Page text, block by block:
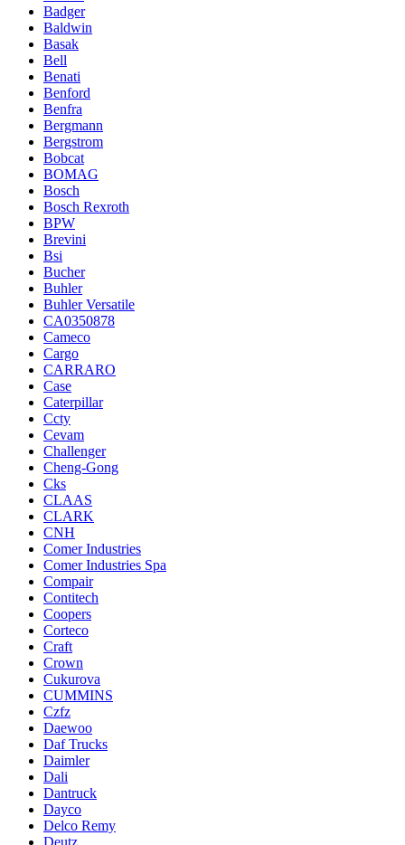
Badger
Baldwin
Basak
Bell
Benati
Benford
Benfra
Bergmann
Bergstrom
Bobcat
BOMAG
Bosch
Bosch Rexroth
BPW
Brevini
Bsi
Bucher
Buhler
Buhler Versatile
CA0350878
Cameco
Cargo
CARRARO
Case
Caterpillar
Ccty
Cevam
Challenger
Cheng-Gong
Cks
CLAAS
CLARK
CNH
Comer Industries
Comer Industries Spa
Compair
Contitech
Coopers
Corteco
Craft
Crown
Cukurova
CUMMINS
Czfz
Daewoo
Daf Trucks
Daimler
Dali
Dantruck
Dayco
Delco Remy
Deutz